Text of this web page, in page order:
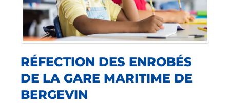
RÉFECTION DES ENROBÉS
DE LA GARE MARITIME DE
BERGEVIN